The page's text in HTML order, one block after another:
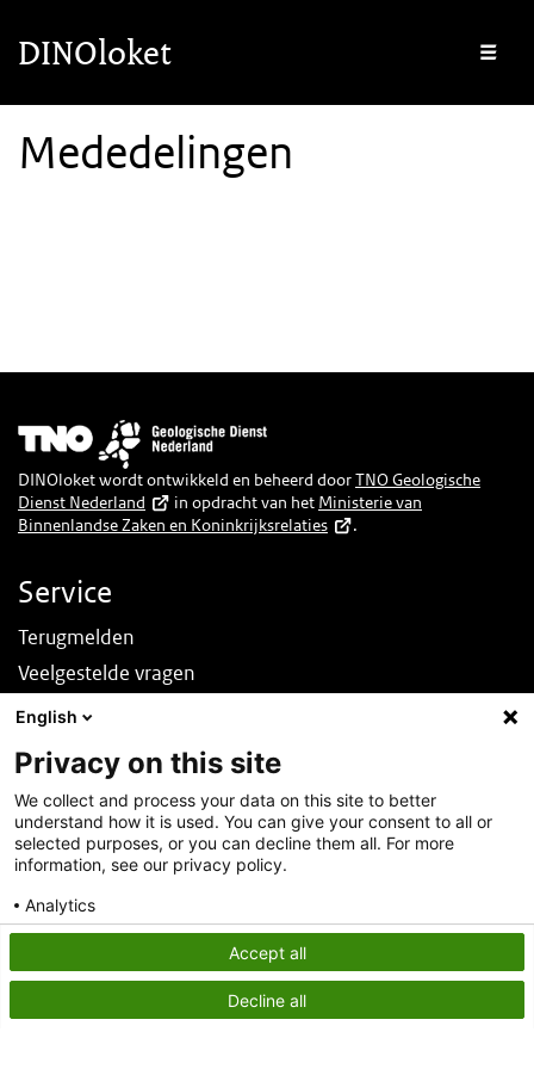
DINOloket
Mededelingen
Afbeelding
DINOloket wordt ontwikkeld en beheerd doorTNO Geologische
Dienst Nederland
in opdracht van het Ministerie van
Binnenlandse Zaken en Koninkrijksrelaties
.
Service
Terugmelden
Veelgestelde vragen
Nieuws
English
Over deze site
Over DINOloket
Contact
Disclaimer
Toegankelijkheid
Privacy statement
English
Privacy on this site
We collect and process your data on this site to better
understand how it is used. You can give your consent to all or
selected purposes, or you can decline them all. For more
information, see our privacy policy.
Analytics
Accept all
Decline all
Privacy policy